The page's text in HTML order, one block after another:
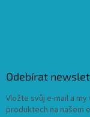
Odebírat
Vložte svůj e-mail a
produktech na našem